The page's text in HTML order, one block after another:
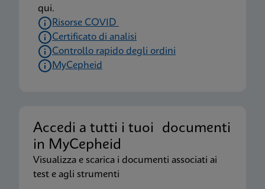
qui.
Risorse COVID
Certificato di analisi
Controllo rapido degli ordini
MyCepheid
Accedi a tutti i tuoi documenti
in MyCepheid
Visualizza e scarica i documenti associati ai
test e agli strumenti